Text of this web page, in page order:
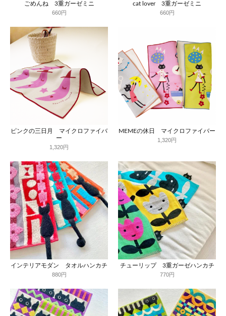
ごめんね 3重ガーゼミニ
660円
cat lover 3重ガーゼミニ
660円
ピンクの三日月 マイクロファイバ
ー
1,320円
MEMEの休日 マイクロファイバー
1,320円
インテリアモダン タオルハンカチ
880円
チューリップ 3重ガーゼハンカチ
770円